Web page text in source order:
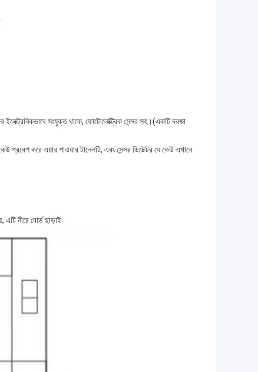
ইলেক্ট্রনিকভাবে সংযুক্ত থাকে, ফোটোলেক্ট্রিক সেন্সর সহ।(একটি দরজা
করে এয়ার শাওয়ার টানেলটি, এবং সেন্সর ডিটেক্টর যে কেউ এখানে
নীচে বোর্ড ছাড়াই